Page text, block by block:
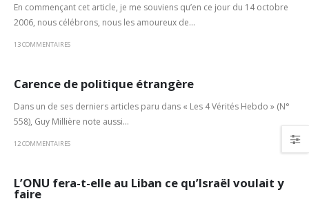
En commençant cet article, je me souviens qu’en ce jour du 14 octobre
2006, nous célébrons, nous les amoureux de...
13 COMMENTAIRES
Carence de politique étrangère
Dans un de ses derniers articles paru dans « Les 4 Vérités Hebdo » (N°
558), Guy Millière note aussi...
12 COMMENTAIRES
L’ONU fera-t-elle au Liban ce qu’Israël voulait y
faire